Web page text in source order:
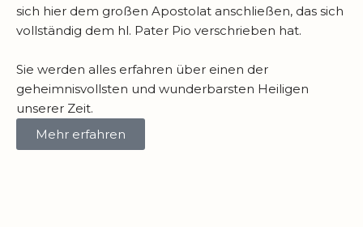
sich hier dem großen Apostolat anschließen, das sich
vollständig dem hl. Pater Pio verschrieben hat.
Sie werden alles erfahren über einen der
geheimnisvollsten und wunderbarsten Heiligen
unserer Zeit.
Mehr erfahren